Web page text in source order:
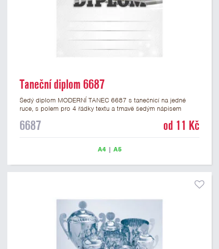
Taneční diplom 6687
Šedý diplom MODERNÍ TANEC 6687 s tanečnicí na jedné
ruce, s polem pro 4 řádky textu a tmavě šedým nápisem
Papírový diplom s motivem tanečních soutěží má gramáž 250
6687 od 11 Kč
A4| A5